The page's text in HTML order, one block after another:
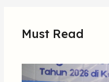
Must Read